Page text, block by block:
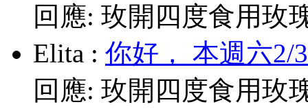
回應: 玫開四度食用玫
Elita : 你好， 本週六2/
回應: 玫開四度食用玫